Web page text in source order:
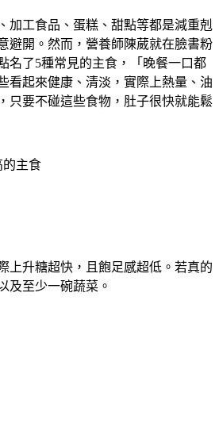
加工食品、蛋糕、甜點等都是減重剋
避開。然而，營養師陳葳就在臉書粉
名了5種常見的主食，「晚餐一口都
看起來健康、清淡，實際上熱量、油
只要不碰這些食物，肚子很快就能鬆
的主食
上升糖超快，且飽足感超低。若真的
及至少一碗蔬菜。